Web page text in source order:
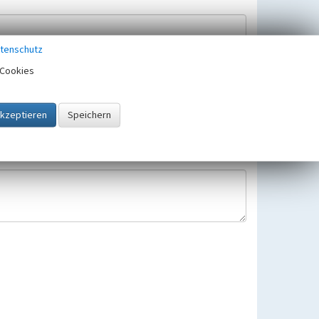
gespeichert und verwendet.
gültigen Europäischen